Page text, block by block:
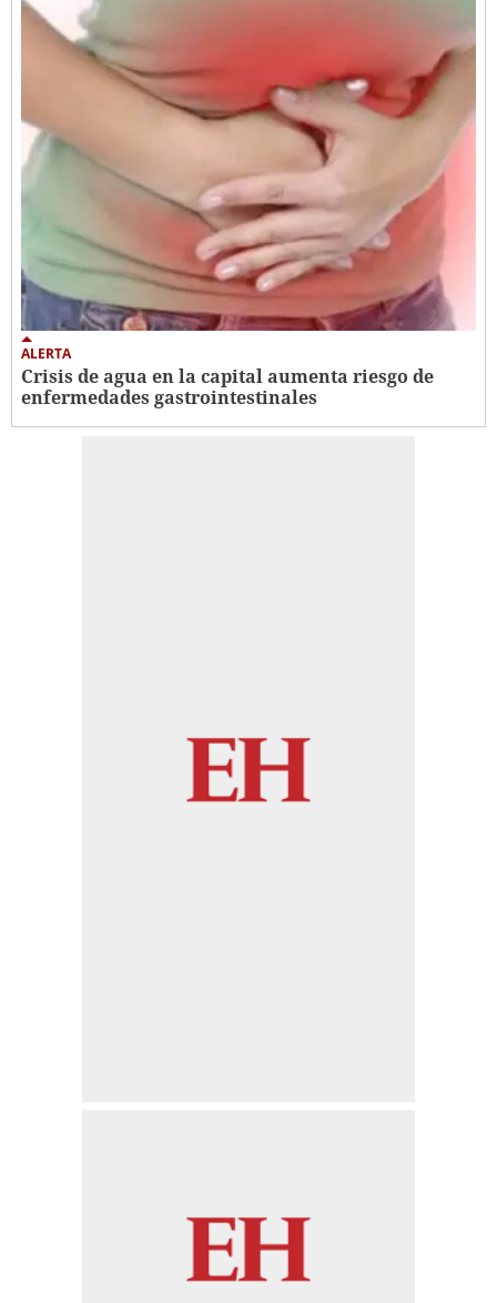
ALERTA
Crisis de agua en la capital aumenta riesgo de
enfermedades gastrointestinales